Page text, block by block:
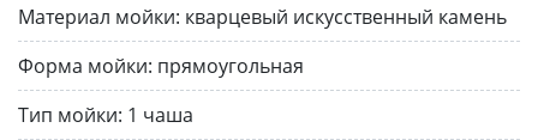
Материал мойки: кварцевый искусственный камень
Форма мойки: прямоугольная
Тип мойки: 1 чаша